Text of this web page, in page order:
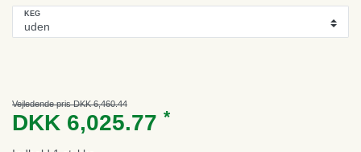
KEG
Vejledende pris DKK 6,460.44
DKK 6,025.77 *